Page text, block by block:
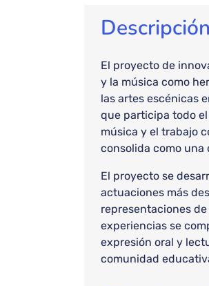
El proyecto de
y la música como
las artes escénicas
que participa todo
música y el trabajo
consolida como una
El proyecto se
actuaciones más
representaciones
experiencias se
expresión oral y
comunidad